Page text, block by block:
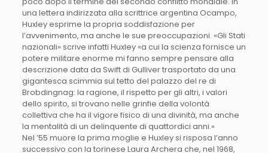
una lettera indirizzata alla scrittrice argentina Ocampo,
Huxley esprime la propria soddisfazione per
l’avvenimento, ma anche le sue preoccupazioni. «Gli Stati
nazionali» scrive infatti Huxley «a cui la scienza fornisce un
potere militare enorme mi fanno sempre pensare alla
descrizione data da Swift di Gulliver trasportato da una
gigantesca scimmia sul tetto del palazzo del re di
Brobdingnag: la ragione, il rispetto per gli altri, i valori
dello spirito, si trovano nelle grinfie della volontà
collettiva che ha il vigore fisico di una divinità, ma anche
la mentalità di un delinquente di quattordici anni.»
Nel ’55 muore la prima moglie e Huxley si risposa l’anno
successivo con la torinese Laura Archera che, nel 1968,